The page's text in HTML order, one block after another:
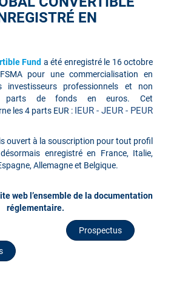
EN
Fund a été enregistré le 16 octobre
pour une commercialisation en
investisseurs professionnels et non
parts de fonds en euros. Cet
les 4 parts EUR : IEUR - JEUR - PEUR
ouvert à la souscription pour tout profil
enregistré en France, Italie,
Allemagne et Belgique.
web l’ensemble de la documentation
réglementaire.
Prospectus